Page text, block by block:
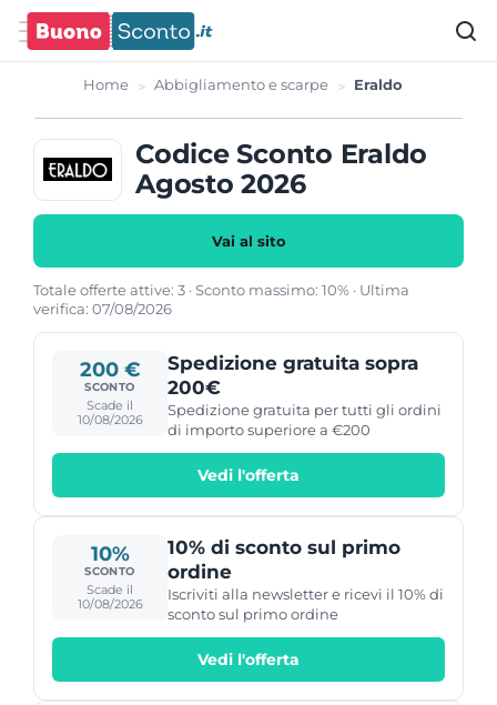
Home Abbigliamento e scarpe Eraldo
Codice Sconto Eraldo
Agosto 2026
Vai al sito
Totale offerte attive: 3 · Sconto massimo: 10% · Ultima
verifica: 07/08/2026
200 €
SCONTO
Scade il
10/08/2026
Spedizione gratuita sopra
200€
Spedizione gratuita per tutti gli ordini
di importo superiore a €200
Vedi l'offerta
10%
SCONTO
Scade il
10/08/2026
10% di sconto sul primo
ordine
Iscriviti alla newsletter e ricevi il 10% di
sconto sul primo ordine
Vedi l'offerta